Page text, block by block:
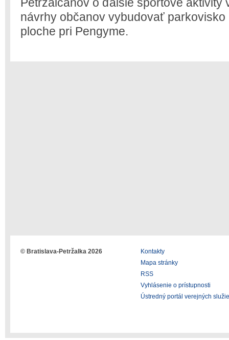
návrhy občanov vybudovať
ploche pri Pengyme.
© Bratislava-Petržalka 2026
Kontakty
Mapa stránky
RSS
Vyhlásenie o prístupnosti
Ústredný portál verejných